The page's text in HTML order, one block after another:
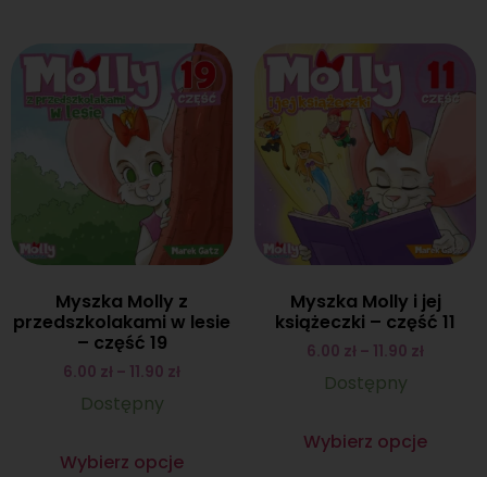
Myszka Molly z
przedszkolakami w lesie
– część 19
6.00 zł – 11.90 zł
Dostępny
Wybierz opcje
Myszka Molly i jej
książeczki – część 11
6.00 zł – 11.90 zł
Dostępny
Wybierz opcje